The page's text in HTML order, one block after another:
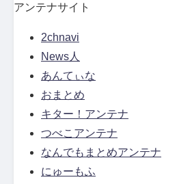
ー
アンテナサイト
2chnavi
News人
あんてぃな
おまとめ
キター！アンテナ
つべこアンテナ
なんでもまとめアンテナ
にゅーもふ